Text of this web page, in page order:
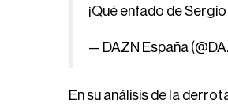
¡Qué enfado de
— DAZN España
En su análisis de la